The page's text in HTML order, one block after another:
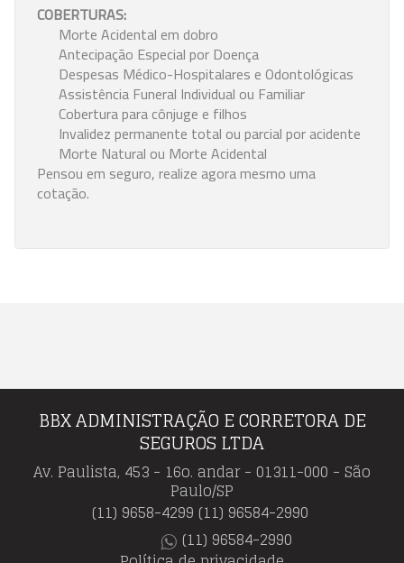
COBERTURAS:
Morte Acidental em dobro
Antecipação Especial por Doença
Despesas Médico-Hospitalares e Odontológicas
Assistência Funeral Individual ou Familiar
Cobertura para cônjuge e filhos
Invalidez permanente total ou parcial por acidente
Morte Natural ou Morte Acidental
Pensou em seguro, realize agora mesmo uma
cotação.
BBX ADMINISTRAÇÃO E CORRETORA DE
SEGUROS LTDA
Av. Paulista, 453 - 16o. andar - 01311-000 - São
Paulo/SP
(11) 9658-4299 (11) 96584-2990
(11) 96584-2990